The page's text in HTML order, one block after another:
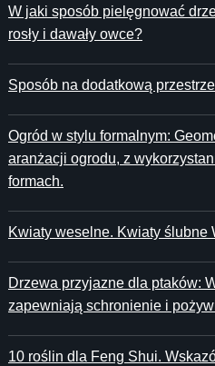
W jaki sposób pielęgnować
rosły i dawały owce?
Sposób na dodatkową
Ogród w stylu formalnym:
aranżacji ogrodu, z
formach.
Kwiaty weselne. Kwiaty ślubne
Drzewa przyjazne dla ptaków:
zapewniają schronienie i
10 roślin dla Feng Shui.